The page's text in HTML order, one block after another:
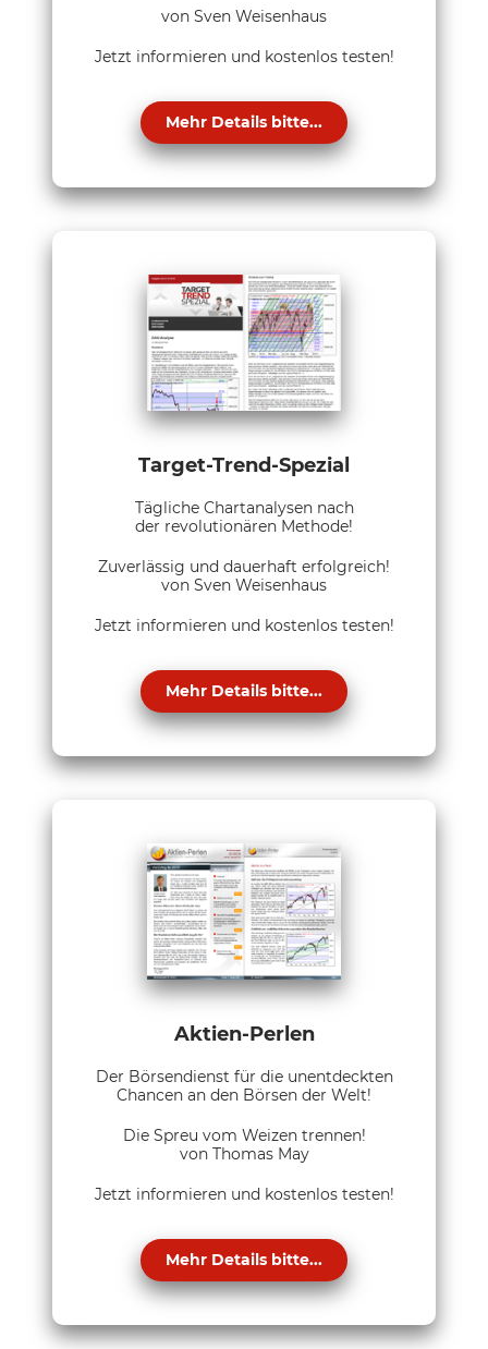
von Sven Weisenhaus
Jetzt informieren und kostenlos testen!
Mehr Details bitte...
Target-Trend-Spezial
Tägliche Chartanalysen nach
der revolutionären Methode!
Zuverlässig und dauerhaft erfolgreich!
von Sven Weisenhaus
Jetzt informieren und kostenlos testen!
Mehr Details bitte...
Aktien-Perlen
Der Börsendienst für die unentdeckten
Chancen an den Börsen der Welt!
Die Spreu vom Weizen trennen!
von Thomas May
Jetzt informieren und kostenlos testen!
Mehr Details bitte...